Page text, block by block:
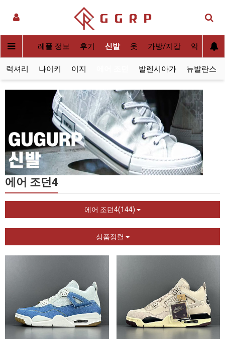
사[QC] 레플 정보 후기 신발 옷 가방/지갑 악세사리
럭셔리 나이키 이지 발렌시아가 뉴발란스
에어 조던4
에어 조던4(144)
상품정렬